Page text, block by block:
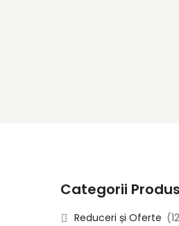
Categorii
Reduceri și Oferte